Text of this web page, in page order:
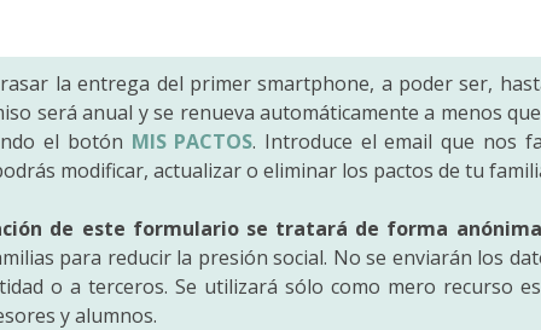
la entrega del primer smartphone, a poder ser,
será anual y se renueva automáticamente a menos
el botón MIS PACTOS. Introduce el email que nos
modificar, actualizar o eliminar los pactos de tu
de este formulario se tratará de forma anónima
para reducir la presión social. No se enviarán los
o a terceros. Se utilizará sólo como mero recurso
y alumnos.